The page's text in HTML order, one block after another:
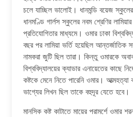
চলে যাচ্ছিল ভালোই। ধানমন্ডি বয়েজ
ধানমণ্ডি গার্লস স্কুলের নবম শ্রেণির
প্রতিযোগিতার মাধ্যমে। ওমার ঢাকা
বছর পর লামিয়া ভর্তি হয়েছিল আন্তর্জাতিক
নামকরা জুটি ছিল তারা। কিন্তু ওমারকে
বিশ্ববিদ্যালয়ের ক্যাডার এনায়েতের কাছে
কষ্টকে মেনে নিতে পারেনি ওমার।
ভাগ্যের লিখন ছিল তাকে বহুদূর যেতে হবে।
মানসিক কষ্ট কাটাতে মায়ের পরামর্শে ওমার